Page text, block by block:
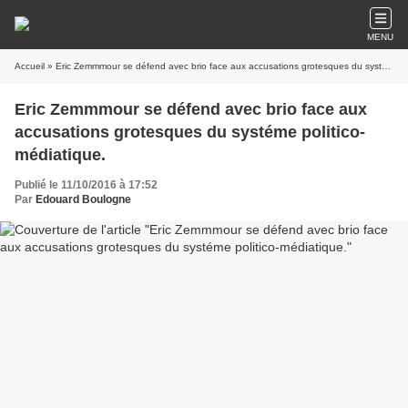
MENU
Accueil » Eric Zemmmour se défend avec brio face aux accusations grotesques du systéme politico-médiatique.
Eric Zemmmour se défend avec brio face aux
accusations grotesques du systéme politico-
médiatique.
Publié le 11/10/2016 à 17:52
Par Edouard Boulogne